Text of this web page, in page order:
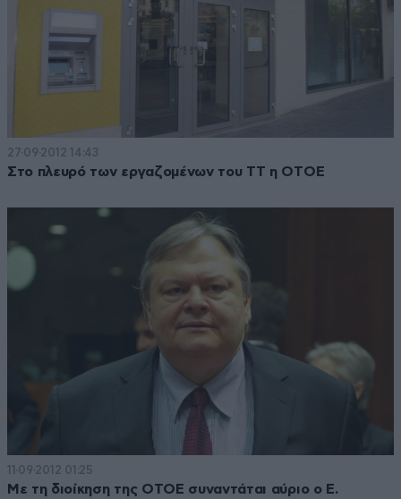
27·09·2012 14:43
Στο πλευρό των εργαζομένων του ΤΤ η ΟΤΟΕ
11·09·2012 01:25
Με τη διοίκηση της ΟΤΟΕ συναντάται αύριο ο Ε.